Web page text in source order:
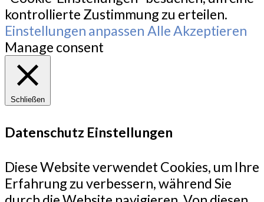
kontrollierte Zustimmung zu erteilen.
Einstellungen anpassen Alle Akzeptieren
Manage consent
Schließen
Datenschutz Einstellungen
Diese Website verwendet Cookies, um Ihre
Erfahrung zu verbessern, während Sie